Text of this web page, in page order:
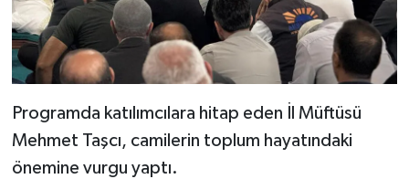
Programda katılımcılara hitap eden İl Müftüsü
Mehmet Taşcı, camilerin toplum hayatındaki
önemine vurgu yaptı.
Bursa Müftülüğü
Çanakkale Müftülüğü
Çankırı Müftülüğü
Duyurular
Podcast
Bilim, Teknoloji